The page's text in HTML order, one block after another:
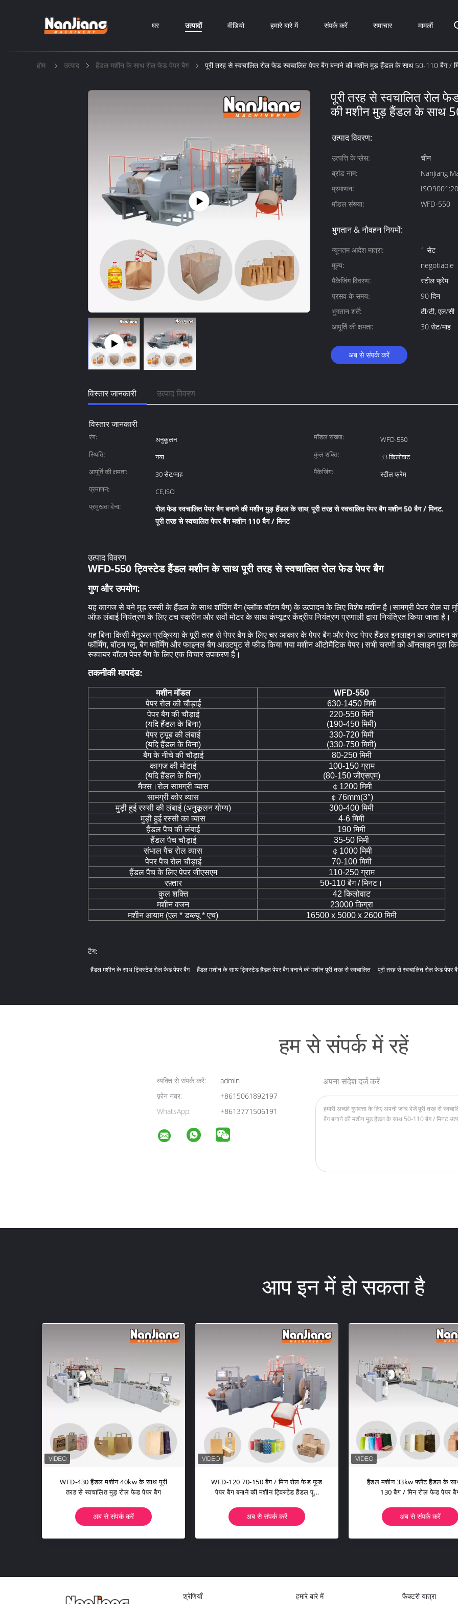
घर उत्पादों वीडियो हमारे बारे में संपर्क करें समाचार मामलों
होम उत्पाद हैंडल मशीन के साथ रोल फेड पेपर बैग पूरी तरह से स्वचालित रोल फेड स्वचालित पेपर बैग बनाने की मशीन मुड़ हैंडल के साथ 50-110 बैग /
पूरी तरह से स्वचालित रोल
की मशीन मुड़ हैंडल के साथ
उत्पाद विवरण:
उत्पत्ति के प्लेस:
चीन
ब्रांड नाम:
NanJiang
प्रमाणन:
मॉडल संख्या:
WFD-550
भुगतान & नौवहन नियमों:
न्यूनतम आदेश मात्रा:
1 सेट
मूल्य:
negotiable
पैकेजिंग विवरण:
स्टील फ्रेम
प्रसव के समय:
90 दिन
भुगतान शर्तें:
टी/टी, एल/सी
आपूर्ति की क्षमता:
30 सेट/माह
अब से संपर्क करें
विस्तार जानकारी उत्पाद विवरण
विस्तार जानकारी
रंग: अनुकूलन मॉडल संख्या:
WFD-550
स्थि‍ति:
नया कुल शक्ति:
33 किलोवाट
आपूर्ति की क्षमता:
30 सेट/माह पैकेजिंग:
स्टील फ्रेम
प्रमाणन:
CE,ISO
प्रमुखता देना:
रोल फेड स्वचालित पेपर बैग बनाने की मशीन मुड़ हैंडल के साथ,पूरी तरह से स्वचालित पेपर बैग मशीन 50 बैग / मिनट,
पूरी तरह से स्वचालित पेपर बैग मशीन 110 बैग / मिनट
उत्पाद विवरण
WFD-550 ट्विस्टेड हैंडल मशीन के साथ पूरी तरह से स्वचालित रोल फेड पेपर बैग
गुण और उपयोग:
यह कागज से बने मुड़ रस्सी के हैंडल के साथ शॉपिंग बैग (ब्लॉक बॉटम बैग) के उत्पादन के लिए विशेष मशीन है।सामग्री पेपर रोल या
ऑफ लंबाई नियंत्रण के लिए टच स्क्रीन और सर्वो मोटर के साथ कंप्यूटर केंद्रीय नियंत्रण प्रणाली द्वारा नियंत्रित किया जाता है।
यह बिना किसी मैनुअल प्रक्रिया के पूरी तरह से पेपर बैग के लिए चर आकार के पेपर बैग और पेस्ट पेपर हैंडल इनलाइन का उत्पादन
फॉर्मिंग, बॉटम ग्लू, बैग फॉर्मिंग और फाइनल बैग आउटपुट से फीड किया गया मशीन ऑटोमैटिक पेपर।सभी चरणों को ऑनलाइन पूरा
स्क्वायर बॉटम पेपर बैग के लिए एक विचार उपकरण है।
तकनीकी मापदंड:
मशीन मॉडल
WFD-550
पेपर रोल की चौड़ाई
630-1450 मिमी
पेपर बैग की चौड़ाई
(यदि हैंडल के बिना)
220-550 मिमी
(190-450 मिमी)
पेपर ट्यूब की लंबाई
(यदि हैंडल के बिना)
330-720 मिमी
(330-750 मिमी)
बैग के नीचे की चौड़ाई
80-250 मिमी
कागज की मोटाई
(यदि हैंडल के बिना)
100-150 ग्राम
(80-150 जीएसएम)
मैक्स।रोल सामग्री व्यास
￠1200 मिमी
सामग्री कोर व्यास
￠76mm(3″)
मुड़ी हुई रस्सी की लंबाई (अनुकूलन योग्य)
300-400 मिमी
मुड़ी हुई रस्सी का व्यास
4-6 मिमी
हैंडल पैच की लंबाई
190 मिमी
हैंडल पैच चौड़ाई
35-50 मिमी
संभाल पैच रोल व्यास
￠1000 मिमी
पेपर पैच रोल चौड़ाई
70-100 मिमी
हैंडल पैच के लिए पेपर जीएसएम
110-250 ग्राम
रफ़्तार
50-110 बैग / मिनट।
कुल शक्ति
42 किलोवाट
मशीन वजन
23000 किग्रा
मशीन आयाम (एल * डब्ल्यू * एच)
16500 x 5000 x 2600 मिमी
टैग:
हैंडल मशीन के साथ ट्विस्टेड रोल फेड पेपर बैग हैंडल मशीन के साथ ट्विस्टेड हैंडल पेपर बैग बनाने की मशीन पूरी तरह से स्वचालित पूरी तरह से स्वचालित रोल फेड पेपर
हम से संपर्क में रहें
व्यक्ति से संपर्क करें:
admin
फ़ोन नंबर:
+8615061892197
WhatsApp:
+8613771506191
अपना संदेश दर्ज करें
आप इन में हो सकता है
हैंडल मशीन के साथ WFD-550 रोल फेड
पेपर बैग 70-130 पीसी / मिनट पूरी तरह से
अब से संपर्क करें
हैंडल मशीन स्वचालित WFD-330 के साथ
70-150 पीसी / मिन रोल फेड पेपर बैग
अब से संपर्क करें
श्रेणियाँ हमारे बारे में फैक्टरी यात्रा